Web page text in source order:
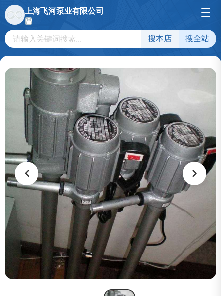
上海飞河泵业有限公司
搜本店 搜全站